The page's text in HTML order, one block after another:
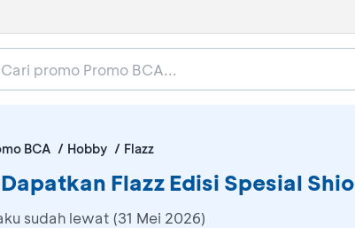
BCA Hobby Flazz
Flazz Edisi Spesial Shio
sudah lewat (31 Mei 2026)